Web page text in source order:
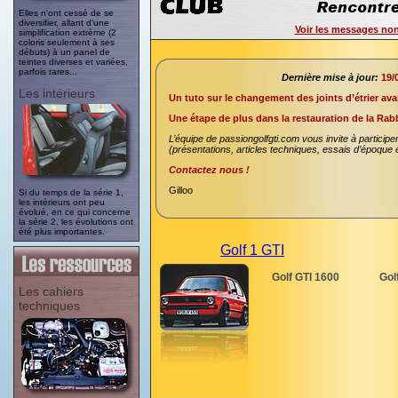
Elles n'ont cessé de se
diversifier, allant d'une
simplification extrème (2
coloris seulement à ses
débuts) à un panel de
teintes diverses et variées,
parfois rares...
Les intérieurs
Si du temps de la série 1,
les intérieurs ont peu
évolué, en ce qui concerne
la série 2, les évolutions ont
été plus importantes.
Les cahiers
techniques
Voir les messages
Dernière mise à jour: 19/
Un tuto sur le changement des joints d’étrier
Une étape de plus dans la restauration de la
L’équipe de passiongolfgti.com vous invite à
(présentations, articles techniques, essais d’époque
Contactez nous !
Gilloo
Golf 1 GTI
Golf GTI 1600